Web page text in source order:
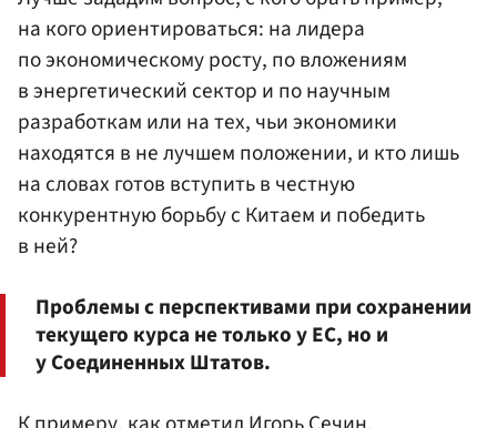
на кого ориентироваться: на лидера
по экономическому росту, по вложениям
в энергетический сектор и по научным
разработкам или на тех, чьи экономики
находятся в не лучшем положении, и кто лишь
на словах готов вступить в честную
конкурентную борьбу с Китаем и победить
в ней?
Проблемы с перспективами при сохранении
текущего курса не только у ЕС, но и
у Соединенных Штатов.